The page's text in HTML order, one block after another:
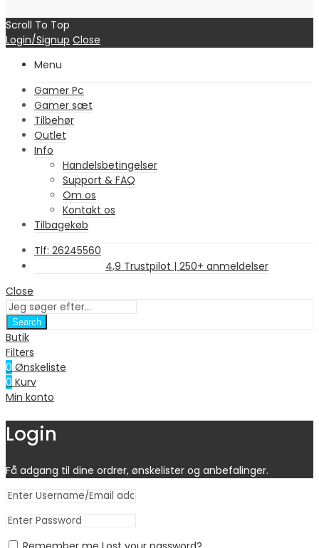
Scroll To Top
Login/Signup Close
Menu
Gamer Pc
Gamer sæt
Tilbehør
Outlet
Info
Handelsbetingelser
Support & FAQ
Om os
Kontakt os
Tilbagekøb
Tlf: 26245560
4,9 Trustpilot | 250+ anmeldelser
Close
Search
Butik
Filters
0 Ønskeliste
0 Kurv
Min konto
Login
Få adgang til dine ordrer, ønskelister og anbefalinger.